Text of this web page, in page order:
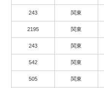
243 関東
2195 関東
243 関東
542 関東
505 関東